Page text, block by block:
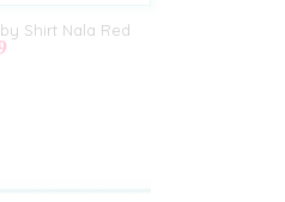
Shirt Nala Red